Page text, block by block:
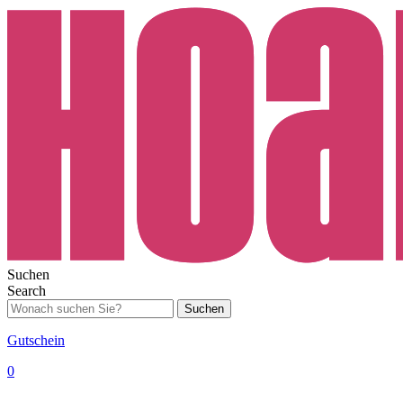
Suchen
Search
Suchen
Gutschein
0